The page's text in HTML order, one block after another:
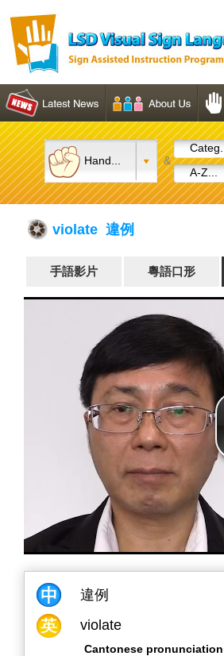
Hand... &
Categ...
A-Z...
violate 違例
手語影片 粵語口形
違例
violate
Cantonese pronunciation